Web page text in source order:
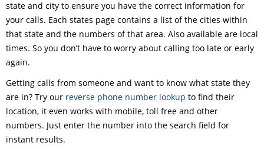
state and city to ensure you have the correct information for
your calls. Each states page contains a list of the cities within
that state and the numbers of that area. Also available are local
times. So you don’t have to worry about calling too late or early
again.
Getting calls from someone and want to know what state they
are in? Try our reverse phone number lookup to find their
location, it even works with mobile, toll free and other
numbers. Just enter the number into the search field for
instant results.